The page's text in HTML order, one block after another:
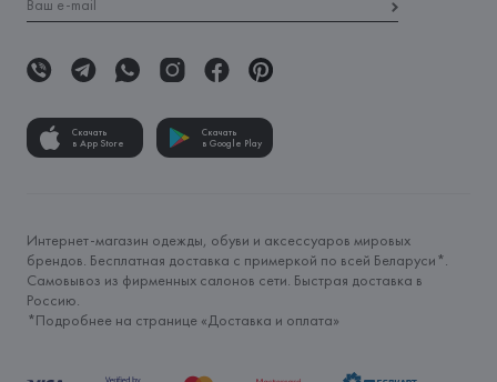
Скачать
в App Store
Скачать
в Google Play
Интернет-магазин одежды, обуви и аксессуаров мировых
брендов. Бесплатная доставка с примеркой по всей Беларуси*.
Самовывоз из фирменных салонов сети. Быстрая доставка в
Россию.
*Подробнее на странице «Доставка и оплата»